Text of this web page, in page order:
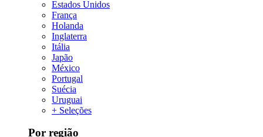
Estados Unidos
França
Holanda
Inglaterra
Itália
Japão
México
Portugal
Suécia
Uruguai
+ Seleções
Por região